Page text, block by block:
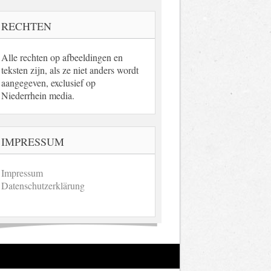
RECHTEN
Alle rechten op afbeeldingen en
teksten zijn, als ze niet anders wordt
aangegeven, exclusief op
Niederrhein media.
IMPRESSUM
Impressum
Datenschutzerklärung